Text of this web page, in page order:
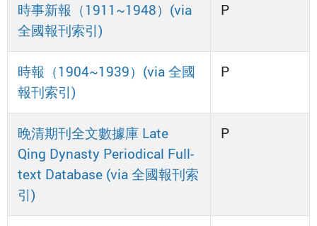
時事新報（1911~1948）(via
全國報刊索引)
P
時報（1904~1939）(via 全國
報刊索引)
P
晚清期刊全文數據庫 Late
Qing Dynasty Periodical Full-
text Database (via 全國報刊索
引)
P